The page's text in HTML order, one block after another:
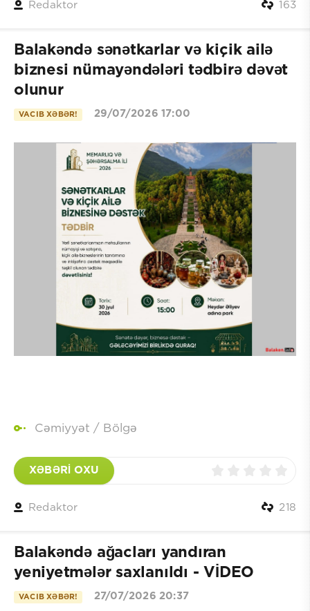
Redaktor 163
Balakəndə sənətkarlar və kiçik ailə
biznesi nümayəndələri tədbirə dəvət
olunur
VACIB XƏBƏR! 29/07/2026 17:00
Cəmiyyət / Bölgə
XƏBƏRİ OXU
Redaktor 218
Balakəndə ağacları yandıran
yeniyetmələr saxlanıldı - VİDEO
VACIB XƏBƏR! 27/07/2026 20:37